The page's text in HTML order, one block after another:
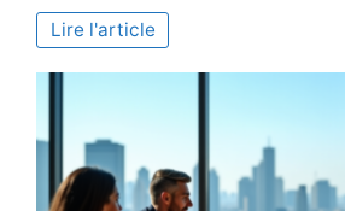
Lire l'article